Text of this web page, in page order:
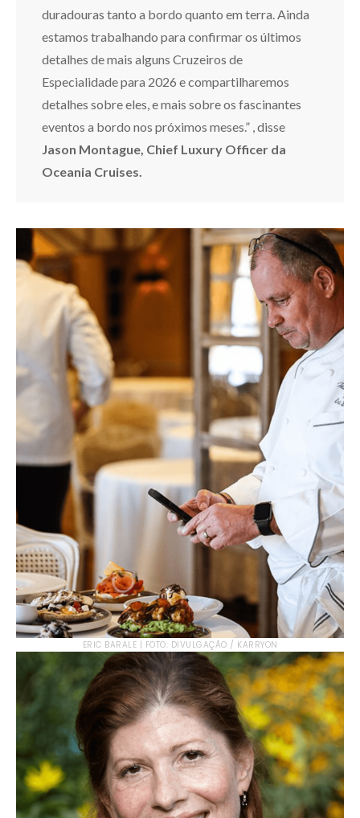
duradouras tanto a bordo quanto em terra. Ainda
estamos trabalhando para confirmar os últimos
detalhes de mais alguns Cruzeiros de
Especialidade para 2026 e compartilharemos
detalhes sobre eles, e mais sobre os fascinantes
eventos a bordo nos próximos meses.” , disse
Jason Montague, Chief Luxury Officer da
Oceania Cruises.
ERIC BARALE | FOTO: DIVULGAÇÃO / KARRYON